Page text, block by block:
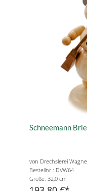
Schneemann
von Drechslerei
Bestellnr.: DVW64
Größe: 32,0 cm